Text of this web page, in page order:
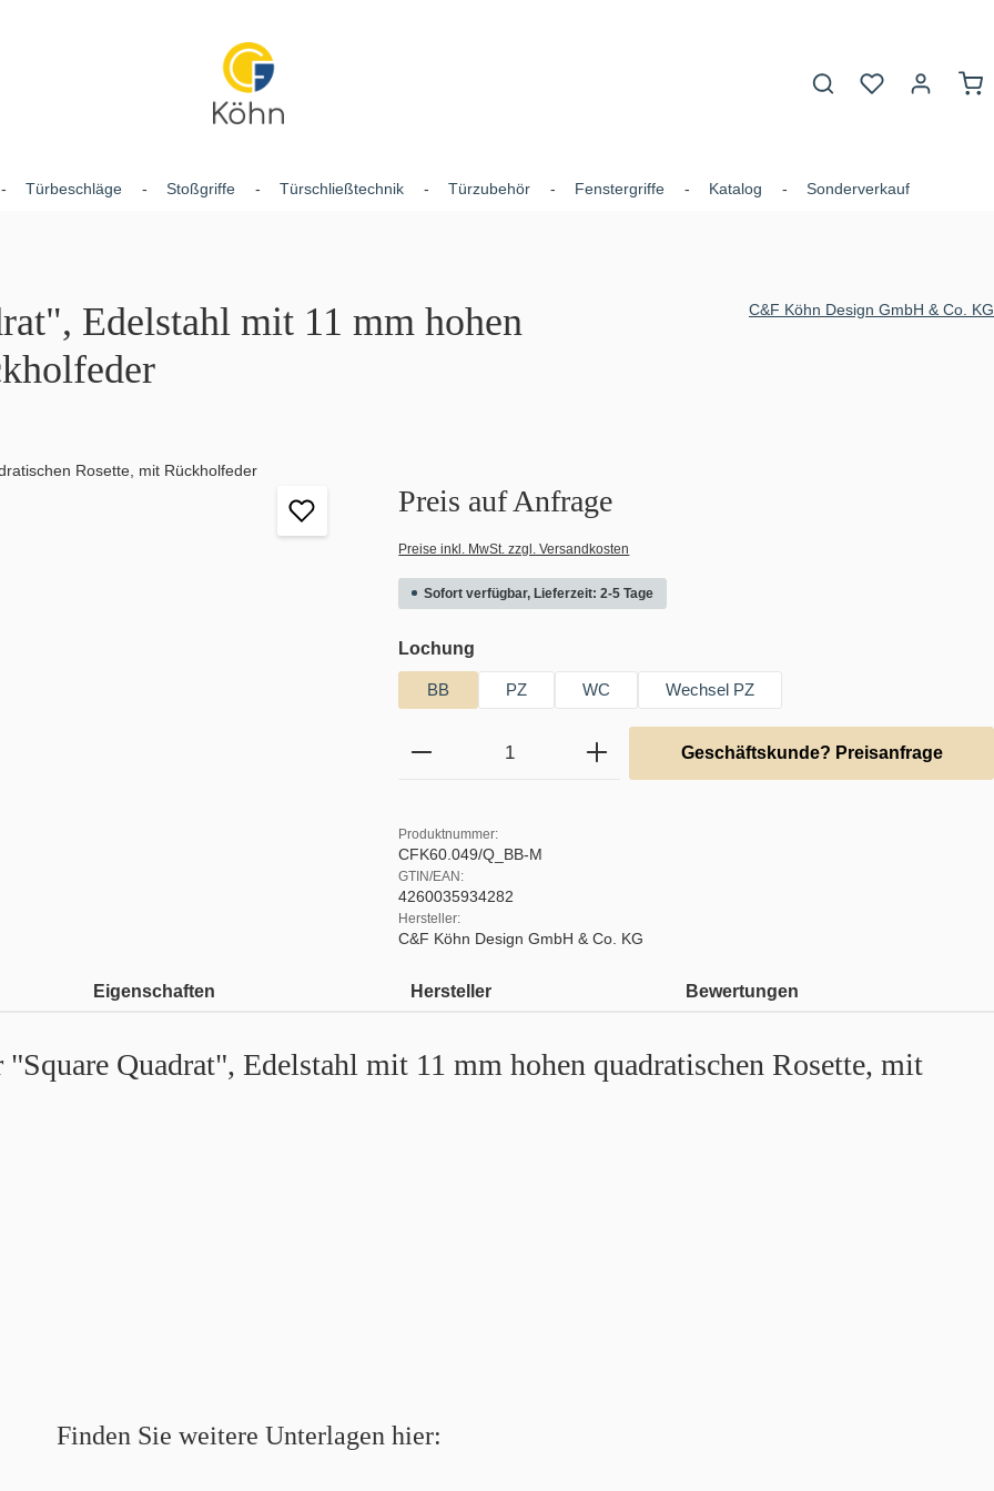
Du hast 0
Türbeschläge Stoßgriffe Türschließtechnik Türzubehör Fenstergriffe Katalog Sonderverkauf
Edelstahl mit 11 mm hohen
C&F Köhn Design GmbH & Co. KG
Preis auf Anfrage
Preise inkl. MwSt. zzgl. Versandkosten
Sofort verfügbar, Lieferzeit: 2-5 Tage
Lochung
BB PZ WC Wechsel PZ
Produkt Anzahl: Gib den gewünschten Wert ein
Geschäftskunde? Preisanfrage
Produktnummer:
CFK60.049/Q_BB-M
GTIN/EAN:
4260035934282
Hersteller:
C&F Köhn Design GmbH & Co. KG
Eigenschaften Hersteller Bewertungen
Quadrat", Edelstahl mit 11 mm hohen quadratischen Rosette, mit
Finden Sie weitere Unterlagen hier: